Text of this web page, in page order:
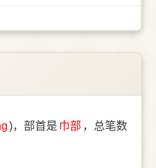
)，部首是 ⼱部 ，总笔数